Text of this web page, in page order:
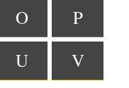
O
P
U
V